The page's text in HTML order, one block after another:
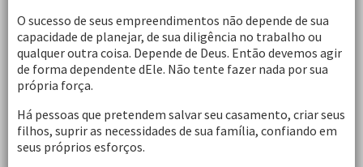
O sucesso de seus empreendimentos não depende de sua
capacidade de planejar, de sua diligência no trabalho ou
qualquer outra coisa. Depende de Deus. Então devemos agir
de forma dependente dEle. Não tente fazer nada por sua
própria força.
Há pessoas que pretendem salvar seu casamento, criar seus
filhos, suprir as necessidades de sua família, confiando em
seus próprios esforços.